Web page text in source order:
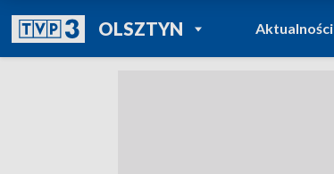
OLSZTYNPOWRÓT DO
TVP REGIONY
Aktualności